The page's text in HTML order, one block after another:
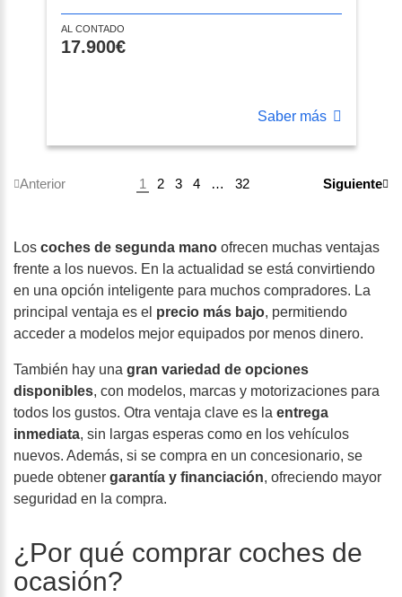
AL CONTADO
17.900€
Saber más
Anterior 1 2 3 4 … 32 Siguiente
Los coches de segunda mano ofrecen muchas ventajas
frente a los nuevos. En la actualidad se está convirtiendo
en una opción inteligente para muchos compradores. La
principal ventaja es el precio más bajo, permitiendo
acceder a modelos mejor equipados por menos dinero.
También hay una gran variedad de opciones
disponibles, con modelos, marcas y motorizaciones para
todos los gustos. Otra ventaja clave es la entrega
inmediata, sin largas esperas como en los vehículos
nuevos. Además, si se compra en un concesionario, se
puede obtener garantía y financiación, ofreciendo mayor
seguridad en la compra.
¿Por qué comprar coches de
ocasión?